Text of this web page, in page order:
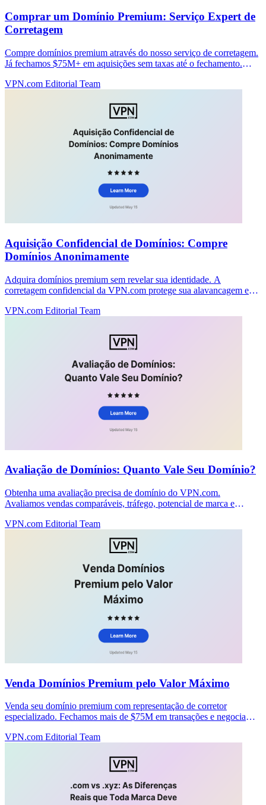
Comprar um Domínio Premium: Serviço Expert de
Corretagem
Compre domínios premium através do nosso serviço de corretagem.
Já fechamos $75M+ em aquisições sem taxas até o fechamento.
VPN.com Editorial Team
Aquisição Confidencial de Domínios: Compre
Domínios Anonimamente
Adquira domínios premium sem revelar sua identidade. A
corretagem confidencial da VPN.com protege sua alavancagem e
VPN.com Editorial Team
Avaliação de Domínios: Quanto Vale Seu Domínio?
Obtenha uma avaliação precisa de domínio do VPN.com.
Avaliamos vendas comparáveis, tráfego, potencial de marca e
VPN.com Editorial Team
Venda Domínios Premium pelo Valor Máximo
Venda seu domínio premium com representação de corretor
especializado. Fechamos mais de $75M em transações e negociamos
VPN.com Editorial Team